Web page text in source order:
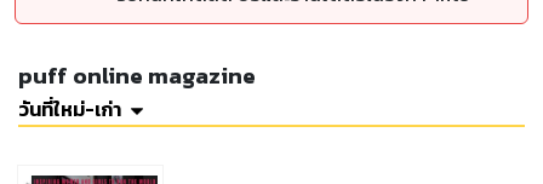
puff online magazine
วันที่ใหม่-เก่า